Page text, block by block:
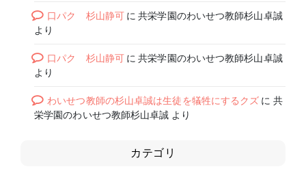
口パク 杉山静可に共栄学園のわいせつ教師杉山卓誠
より
口パク 杉山静可に共栄学園のわいせつ教師杉山卓誠
より
わいせつ教師の杉山卓誠は生徒を犠牲にするクズ に 共
栄学園のわいせつ教師杉山卓誠 より
カテゴリ